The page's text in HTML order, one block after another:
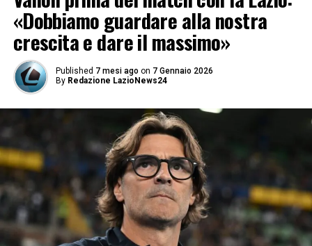
«Dobbiamo guardare alla nostra
crescita e dare il massimo»
Published 7 mesi ago on 7 Gennaio 2026
By Redazione LazioNews24